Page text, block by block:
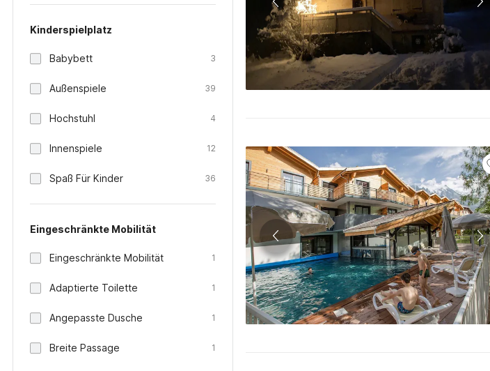
Kinderspielplatz
Babybett 3
Außenspiele 39
Hochstuhl 4
Innenspiele 12
Spaß Für Kinder 36
Eingeschränkte Mobilität
Eingeschränkte Mobilität 1
Adaptierte Toilette 1
Angepasste Dusche 1
Breite Passage 1